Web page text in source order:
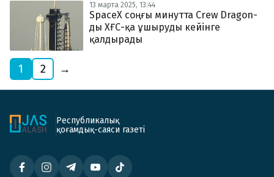
13 марта 2025, 13:44
SpaceX соңғы минутта Crew Dragon-
ды ХҒС-қа ұшыруды кейінге
қалдырады
1 2 →
Республикалық
қоғамдық-саяси газеті